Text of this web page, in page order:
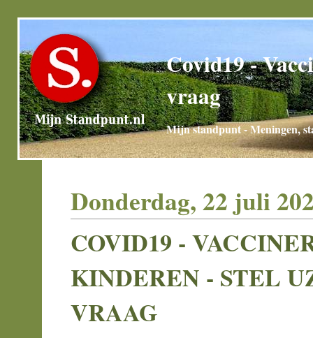
Covid19 -
vraag
Mijn standpunt - Meningen,
Donderdag, 22 juli
COVID19 -
KINDEREN - STEL
VRAAG